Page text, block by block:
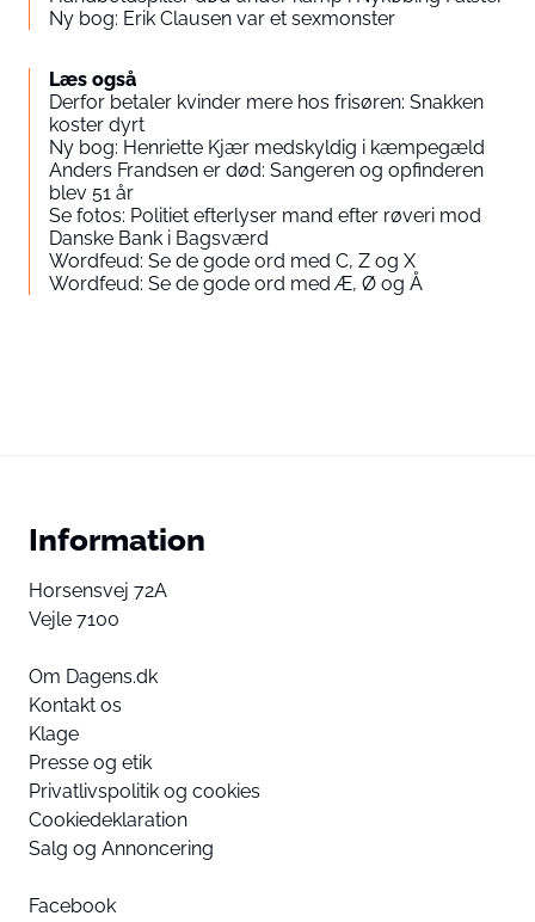
Ny bog: Erik Clausen var et sexmonster
Læs også
Derfor betaler kvinder mere hos frisøren: Snakken
koster dyrt
Ny bog: Henriette Kjær medskyldig i kæmpegæld
Anders Frandsen er død: Sangeren og opfinderen
blev 51 år
Se fotos: Politiet efterlyser mand efter røveri mod
Danske Bank i Bagsværd
Wordfeud: Se de gode ord med C, Z og X
Wordfeud: Se de gode ord med Æ, Ø og Å
Information
Horsensvej 72A
Vejle 7100
Om Dagens.dk
Kontakt os
Klage
Presse og etik
Privatlivspolitik og cookies
Cookiedeklaration
Salg og Annoncering
Facebook